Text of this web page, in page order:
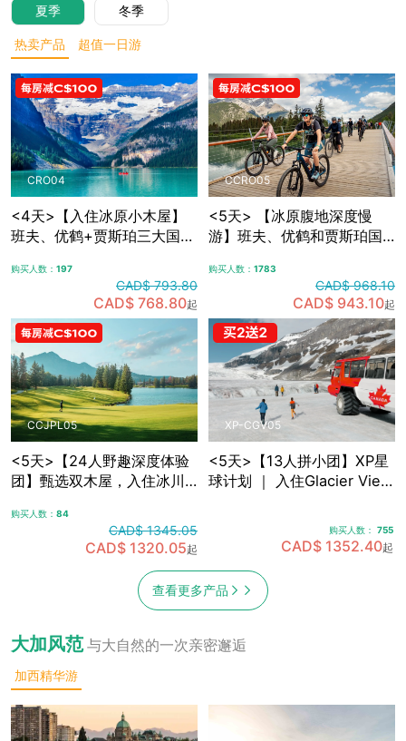
夏季 冬季
热卖产品 超值一日游
CRO04
<4天>【入住冰原小木屋】
班夫、优鹤+贾斯珀三大国家
原，露易斯湖+梦莲湖+翡翠
湖+佩托湖，自选漂流/骑行/
敞篷车观光
购买人数： 197
CAD$ 793.80
CAD$ 768.80起
CCRO05
<5天> 【冰原腹地深度慢
游】班夫、优鹤和贾斯珀国
冰原，夜宿冰原腹地特色木
屋，自选漂流/骑行/敞篷车观
光，含卡尔加里接送机
购买人数： 1783
CAD$ 968.10
CAD$ 943.10起
CCJPL05
<5天>【24人野趣深度体验
团】甄选双木屋，入住冰川
落基山之旅，可选冰川湖
Canoe划船，景观绿道骑
行，真正慢旅行体验，含卡
购买人数： 84
CAD$ 1345.05
CAD$ 1320.05起
XP-CGV05
<5天>【13人拼小团】XP星
球计划 ｜ 入住Glacier View
购买人数： 755
CAD$ 1352.40起
查看更多产品
大加风范 与大自然的一次亲密邂逅
加西精华游